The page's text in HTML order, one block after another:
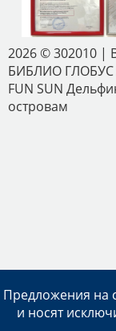
2026 © 302010 |
БИБЛИО ГЛОБУС
FUN SUN
островам
Предложения на
и носят